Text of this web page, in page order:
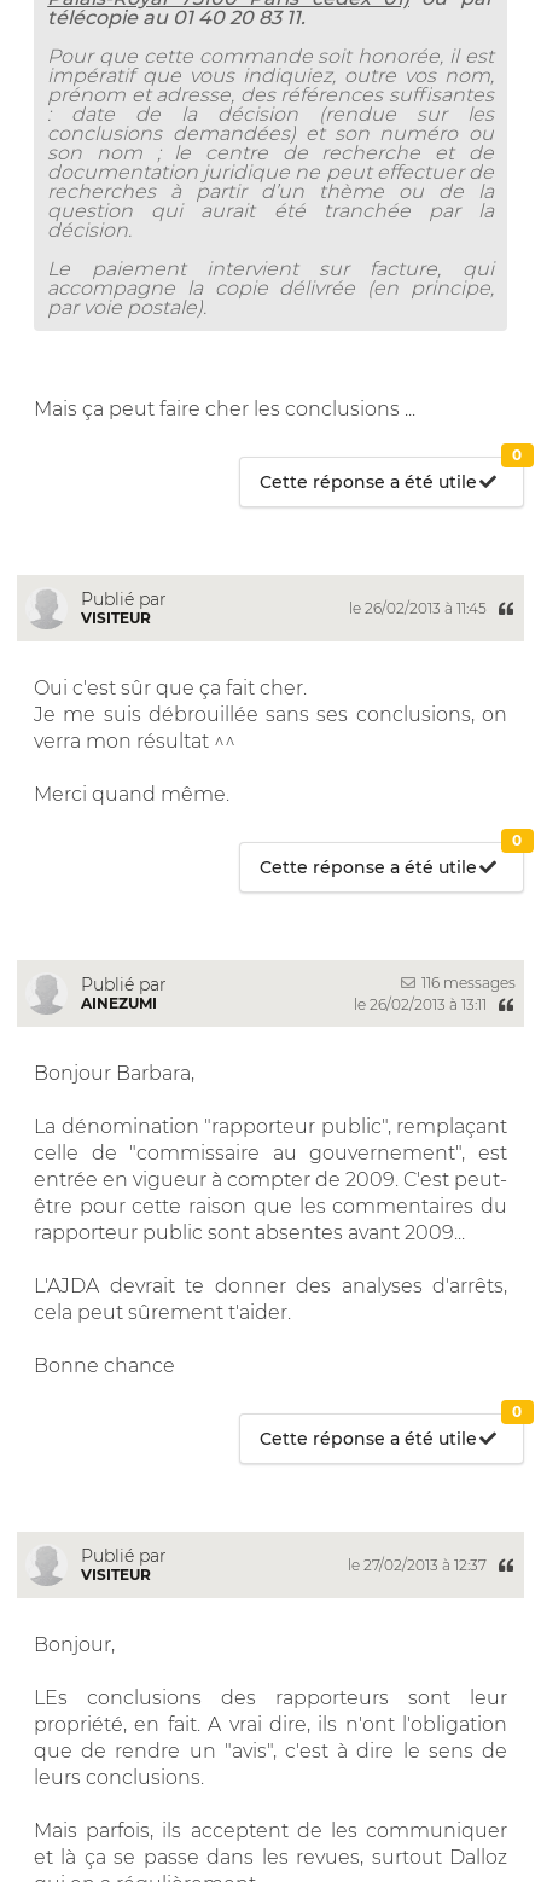
télécopie au 01 40 20 83 11.
Pour que cette commande soit honorée, il est
impératif que vous indiquiez, outre vos nom,
prénom et adresse, des références suffisantes
: date de la décision (rendue sur les
conclusions demandées) et son numéro ou
son nom ; le centre de recherche et de
documentation juridique ne peut effectuer de
recherches à partir d’un thème ou de la
question qui aurait été tranchée par la
décision.
Le paiement intervient sur facture, qui
accompagne la copie délivrée (en principe,
par voie postale).
Mais ça peut faire cher les conclusions ...
Cette réponse a été utile
0
Publié par
VISITEUR
le 26/02/2013 à 11:45
Oui c'est sûr que ça fait cher.
Je me suis débrouillée sans ses conclusions, on
verra mon résultat ^^
Merci quand même.
Cette réponse a été utile
0
Publié par
AINEZUMI
116 messages
le 26/02/2013 à 13:11
Bonjour Barbara,
La dénomination "rapporteur public", remplaçant
celle de "commissaire au gouvernement", est
entrée en vigueur à compter de 2009. C'est peut-
être pour cette raison que les commentaires du
rapporteur public sont absentes avant 2009...
L'AJDA devrait te donner des analyses d'arrêts,
cela peut sûrement t'aider.
Bonne chance
Cette réponse a été utile
0
Publié par
VISITEUR
le 27/02/2013 à 12:37
Bonjour,
LEs conclusions des rapporteurs sont leur
propriété, en fait. A vrai dire, ils n'ont l'obligation
que de rendre un "avis", c'est à dire le sens de
leurs conclusions.
Mais parfois, ils acceptent de les communiquer
et là ça se passe dans les revues, surtout Dalloz